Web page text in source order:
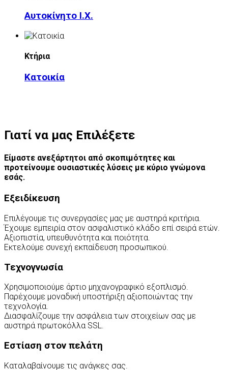
Αυτοκίνητο Ι.Χ.
Κτήρια
Κατοικία
Γιατί να μας Επιλέξετε
Είμαστε ανεξάρτητοι από σκοπιμότητες και
προτείνουμε ουσιαστικές λύσεις με κύριο γνώμονα
εσάς.
Εξειδίκευση
Επιλέγουμε τις συνεργασίες μας με αυστηρά κριτήρια.
Έχουμε εμπειρία στον ασφαλιστικό κλάδο επί σειρά ετών.
Αξιοπιστία, υπευθυνότητα και ποιότητα.
Εκτελούμε συνεχή εκπαίδευση προσωπικού.
Τεχνογνωσία
Χρησιμοποιούμε άρτιο μηχανογραφικό εξοπλισμό.
Παρέχουμε μοναδική υποστήριξη αξιοποιώντας την
τεχνολογία.
Διασφαλίζουμε την ασφάλεια των στοιχείων σας με
αυστηρά πρωτοκόλλα SSL.
Εστίαση στον πελάτη
Καταλαβαίνουμε τις ανάγκες σας.